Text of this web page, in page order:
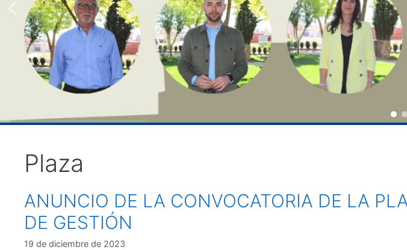
Plaza
ANUNCIO DE LA CONVOCATORIA DE LA
DE GESTIÓN
19 de diciembre de 2023